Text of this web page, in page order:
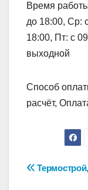
Время
до 18:00, Ср:
18:00, Пт: с
выходной
Способ
расчёт,